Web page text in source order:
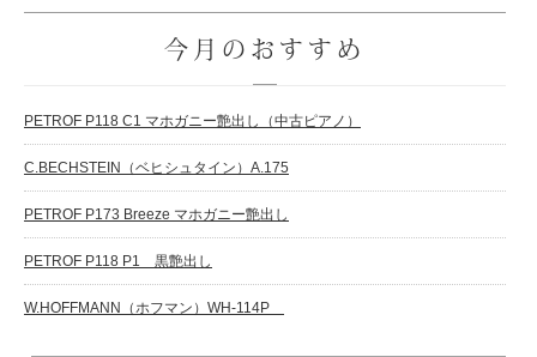
今月のおすすめ
PETROF P118 C1 マホガニー艶出し（中古ピアノ）
C.BECHSTEIN（ベヒシュタイン）A.175
PETROF P173 Breeze マホガニー艶出し
PETROF P118 P1 黒艶出し
W.HOFFMANN（ホフマン）WH-114P